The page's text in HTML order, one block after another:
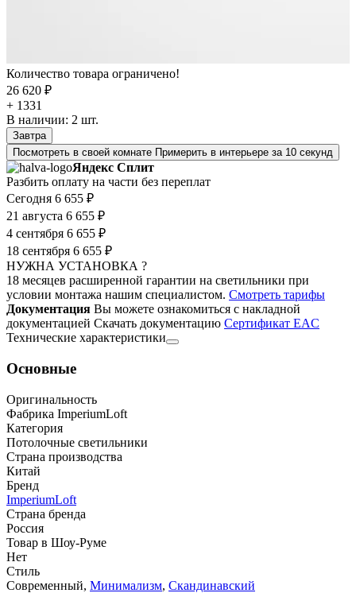
Количество товара ограничено!
26 620 ₽
+ 1331
В наличии: 2 шт.
Завтра
Посмотреть в своей комнате Примерить в интерьере за 10 секунд
Яндекс Сплит
Разбить оплату на части без переплат
Сегодня 6 655 ₽
21 августа 6 655 ₽
4 сентября 6 655 ₽
18 сентября 6 655 ₽
НУЖНА УСТАНОВКА ?
18 месяцев расширенной гарантии на светильники при
условии монтажа нашим специалистом. Смотреть тарифы
Документация Вы можете ознакомиться с накладной
документацией Скачать документацию Cертификат EAC
Технические характеристики
Основные
Оригинальность
Фабрика ImperiumLoft
Категория
Потолочные светильники
Страна производства
Китай
Бренд
ImperiumLoft
Страна бренда
Россия
Товар в Шоу-Руме
Нет
Стиль
Современный, Минимализм, Скандинавский